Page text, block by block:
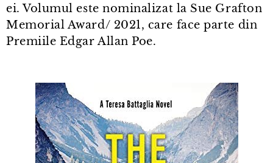
ei. Volumul este nominalizat la Sue Grafton
Memorial Award/ 2021, care face parte din
Premiile Edgar Allan Poe.